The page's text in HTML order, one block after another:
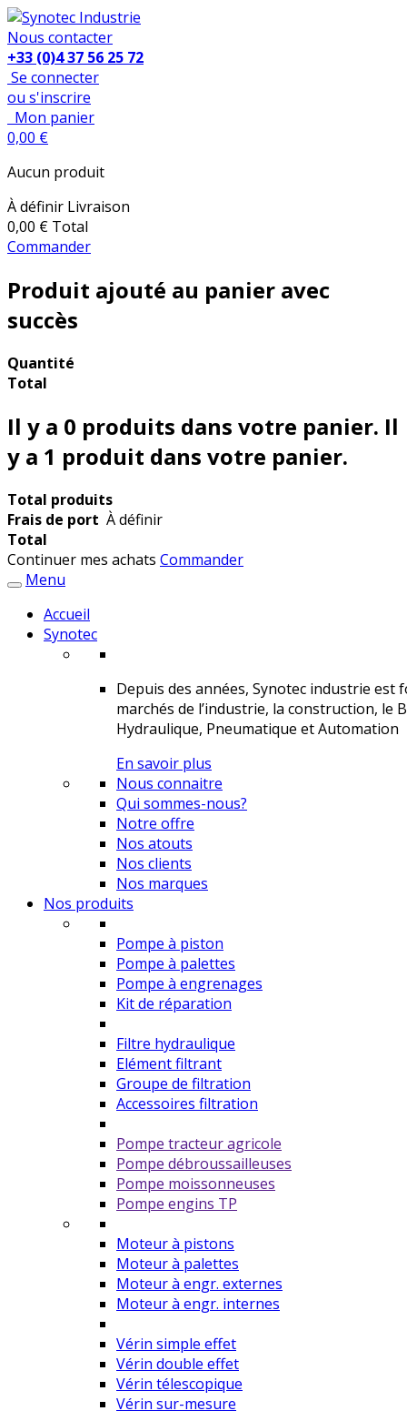
Nous contacter
+33 (0)4 37 56 25 72
Se connecter
ou s'inscrire
Mon panier
0,00 €
Aucun produit
À définir Livraison
0,00 € Total
Commander
Produit ajouté au panier avec
succès
Quantité
Total
Il y a 0 produits dans votre panier. Il
y a 1 produit dans votre panier.
Total produits
Frais de port À définir
Total
Continuer mes achats Commander
Menu
Accueil
Synotec
Depuis des années, Synotec industrie
marchés de l’industrie, la construction, le
Hydraulique, Pneumatique et Automation
En savoir plus
Nous connaitre
Qui sommes-nous?
Notre offre
Nos atouts
Nos clients
Nos marques
Nos produits
Pompe à piston
Pompe à palettes
Pompe à engrenages
Kit de réparation
Filtre hydraulique
Elément filtrant
Groupe de filtration
Accessoires filtration
Pompe tracteur agricole
Pompe débroussailleuses
Pompe moissonneuses
Pompe engins TP
Moteur à pistons
Moteur à palettes
Moteur à engr. externes
Moteur à engr. internes
Vérin simple effet
Vérin double effet
Vérin télescopique
Vérin sur-mesure